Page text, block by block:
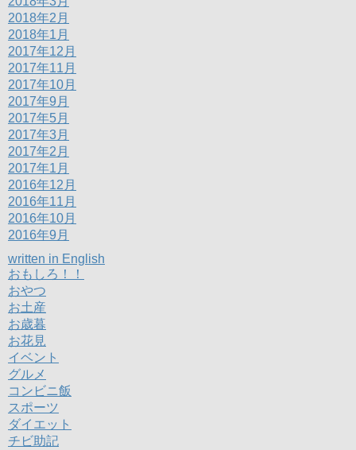
2018年2月
2018年1月
2017年12月
2017年11月
2017年10月
2017年9月
2017年5月
2017年3月
2017年2月
2017年1月
2016年12月
2016年11月
2016年10月
2016年9月
written in English
おもしろ！！
おやつ
お土産
お歳暮
お花見
イベント
グルメ
コンビニ飯
スポーツ
ダイエット
チビ助記